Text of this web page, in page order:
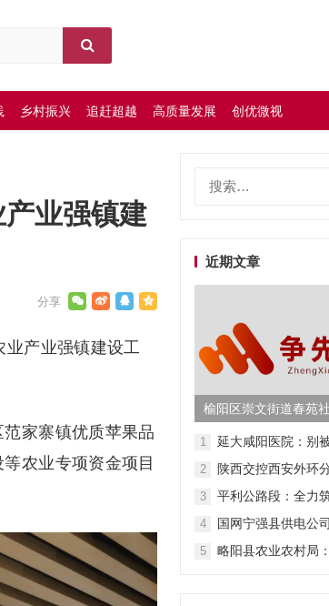
乡村振兴 追赶超越 高质量发展 创优微视
业强镇建
产业强镇建设工
家寨镇优质苹果品
农业专项资金项目
近期文章
榆阳区崇文街道春苑
骨头 守护群“众头顶
1
延大咸阳医院：别
2
陕西交控西安外环
3
平利公路段：全力
4
国网宁强县供电公
5
略阳县农业农村局